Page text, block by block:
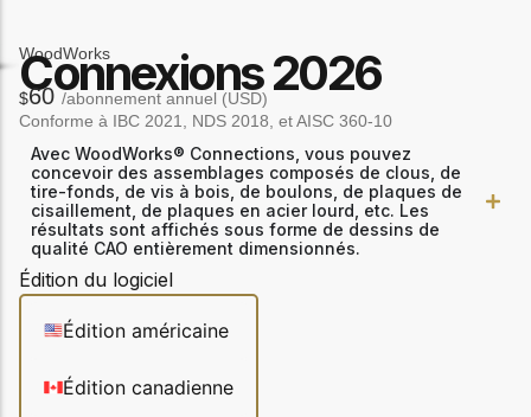
Parcourir les
ressources
Accédez à un large
éventail de
publications, de
solutions et d'aide
professionnelle pour
soutenir chaque étape
de vos projets de
construction en bois.
Outils de
conception
Apprenez-en davantage
sur notre mission visant à
promouvoir la
construction en bois
sûre, durable et
innovante dans tout le
Canada.
Notre Conseil
avec les dirigeants qui
stratégique et la
WoodWorks
Connexions 2026
$60/abonnement annuel (USD)
Conforme à IBC 2021, NDS 2018, et AISC 360-10
Avec WoodWorks® Connections, vous pouvez
concevoir des assemblages composés de clous, de
tire-fonds, de vis à bois, de boulons, de plaques de
cisaillement, de plaques en acier lourd, etc. Les
résultats sont affichés sous forme de dessins de
qualité CAO entièrement dimensionnés.
Édition du logiciel
Édition américaine
Édition canadienne